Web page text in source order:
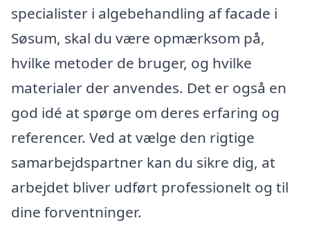
specialister i algebehandling af facade i
Søsum, skal du være opmærksom på,
hvilke metoder de bruger, og hvilke
materialer der anvendes. Det er også en
god idé at spørge om deres erfaring og
referencer. Ved at vælge den rigtige
samarbejdspartner kan du sikre dig, at
arbejdet bliver udført professionelt og til
dine forventninger.